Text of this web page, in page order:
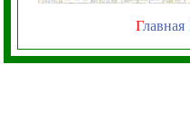
Главная